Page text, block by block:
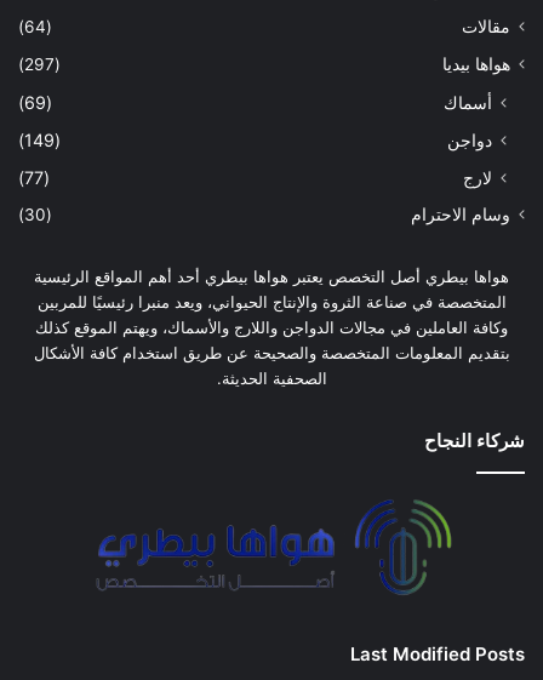
مقالات
(64)
هواها بيديا
(297)
أسماك
(69)
دواجن
(149)
لارج
(77)
وسام الاحترام (30)
هواها بيطري أصل التخصص يعتبر هواها بيطري أحد أهم المواقع الرئيسية
المتخصصة في صناعة الثروة والإنتاج الحيواني، ويعد منبرا رئيسيًا للمربين
وكافة العاملين في مجالات الدواجن واللارج والأسماك، ويهتم الموقع كذلك
بتقديم المعلومات المتخصصة والصحيحة عن طريق استخدام كافة الأشكال
الصحفية الحديثة.
شركاء النجاح
Last Modified Posts